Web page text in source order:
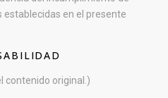
establecidas en el presente
contenido original.)